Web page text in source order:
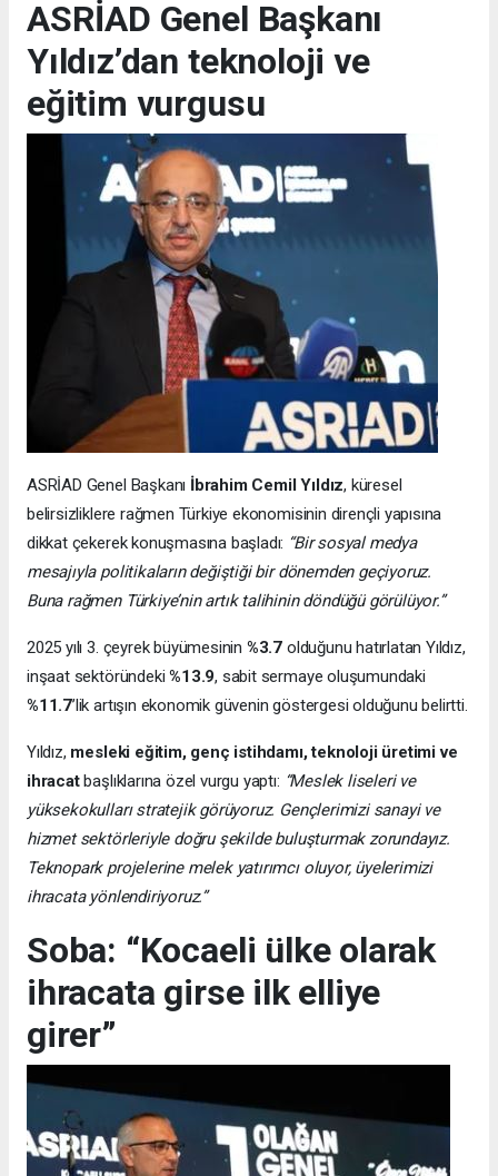
ASRİAD Genel Başkanı
Yıldız’dan teknoloji ve
eğitim vurgusu
ASRİAD Genel Başkanı İbrahim Cemil Yıldız, küresel
belirsizliklere rağmen Türkiye ekonomisinin dirençli yapısına
dikkat çekerek konuşmasına başladı: “Bir sosyal medya
mesajıyla politikaların değiştiği bir dönemden geçiyoruz.
Buna rağmen Türkiye’nin artık talihinin döndüğü görülüyor.”
2025 yılı 3. çeyrek büyümesinin %3.7 olduğunu hatırlatan Yıldız,
inşaat sektöründeki%13.9, sabit sermaye oluşumundaki
%11.7’lik artışın ekonomik güvenin göstergesi olduğunu belirtti.
Yıldız, mesleki eğitim, genç istihdamı, teknoloji üretimi ve
ihracatbaşlıklarına özel vurgu yaptı: “Meslek liseleri ve
yüksekokulları stratejik görüyoruz. Gençlerimizi sanayi ve
hizmet sektörleriyle doğru şekilde buluşturmak zorundayız.
Teknopark projelerine melek yatırımcı oluyor, üyelerimizi
ihracata yönlendiriyoruz.”
Soba: “Kocaeli ülke olarak
ihracata girse ilk elliye
girer”